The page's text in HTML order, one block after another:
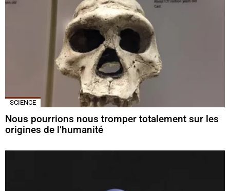
SCIENCE
Nous pourrions nous tromper totalement sur les
origines de l’humanité